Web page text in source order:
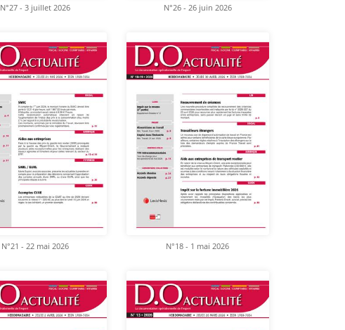
N°27 - 3 juillet 2026 N°26 - 26 juin 2026
N°21 - 22 mai 2026 N°18 - 1 mai 2026